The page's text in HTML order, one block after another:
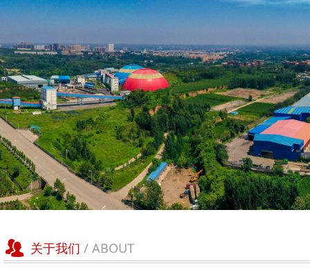
뀡 关于我们 / ABOUT